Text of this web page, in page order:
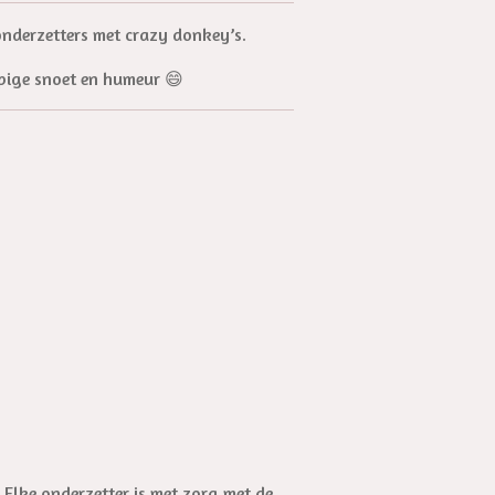
met crazy donkey’s.
snoet en humeur 😄